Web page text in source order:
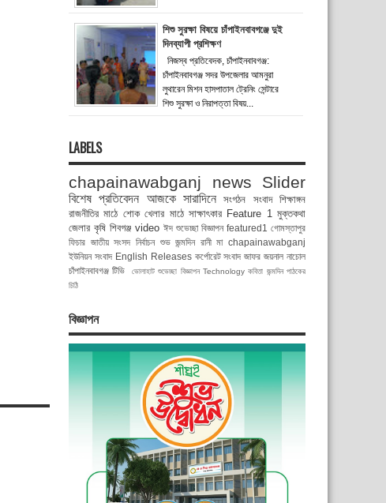
শিশু সুরক্ষা বিষয়ে চাঁপাইনবাবগঞ্জে দুই
দিনব্যাপী প্রশিক্ষণ
নিজস্ব প্রতিবেদক, চাঁপাইনবাবগঞ্জ:
চাঁপাইনবাবগঞ্জ সদর উপজেলার আমনুরা
লুথারেন মিশন হাসপাতাল ট্রেনিং সেন্টারে
শিশু সুরক্ষা ও নিরাপত্তা বিষয়...
LABELS
chapainawabganj news Slider
বিশেষ প্রতিবেদন আজকে সারাদিনে সংগঠন সংবাদ
শিক্ষাঙ্গন
রাজনীতির মাঠে শোক খেলার মাঠে সাক্ষাৎকার Feature 1 মুক্তকথা
জেলার কৃষি শিবগঞ্জ video ঈদ শুভেচ্ছা বিজ্ঞাপন featured1 গোমস্তাপুর
ফিচার জাতীয় সংসদ নির্বাচন শুভ জন্মদিন রানী মা chapainawabganj
ইউনিয়ন সংবাদ English Releases কর্পোরেট সংবাদ জাফর জয়নাল নাচোল
চাঁপাইনবাবগঞ্জ টিভি
ভোলাহাট শুভেচ্ছা বিজ্ঞাপন Technology কবিতা জন্মদিন পাঠকের
চিঠি
বিজ্ঞাপন